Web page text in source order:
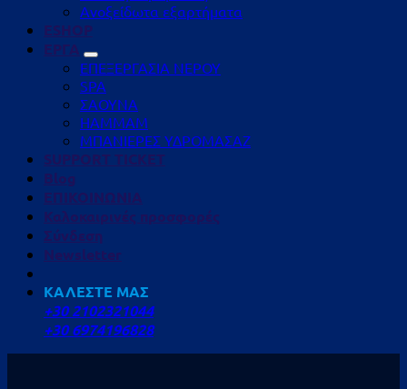
Ανοξείδωτα εξαρτήματα
ESHOP
ΕΡΓΑ
ΕΠΕΞΕΡΓΑΣΙΑ ΝΕΡΟΥ
SPA
ΣΑΟΥΝΑ
HAMMAM
ΜΠΑΝΙΕΡΕΣ ΥΔΡΟΜΑΣΑΖ
SUPPORT TICKET
Blog
ΕΠΙΚΟΙΝΩΝΙΑ
Καλοκαιρινές προσφορές
Σύνδεση
Newsletter
ΚΑΛΕΣΤΕ ΜΑΣ
+30 2102321044
+30 6974196828